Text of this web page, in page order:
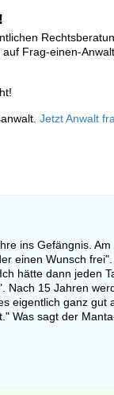
Frag-einen-
Jetzt Anwalt
ins Gefängnis.
einen Wunsch
hätte dann jeden
Nach 15 Jahren
eigentlich ganz gut
Was sagt der